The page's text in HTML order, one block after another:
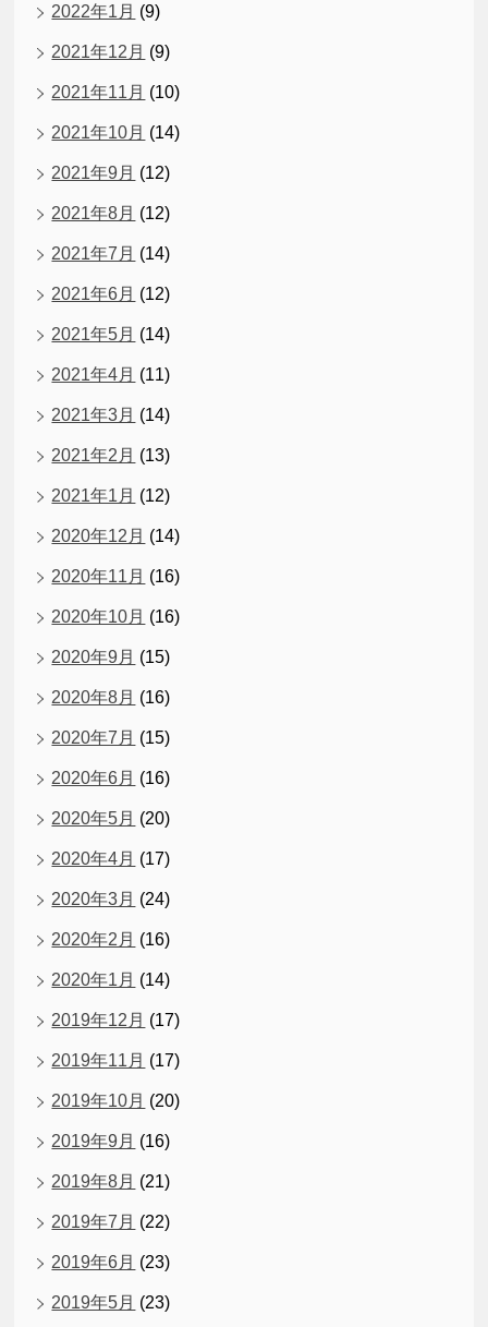
2022年1月 (9)
2021年12月 (9)
2021年11月 (10)
2021年10月 (14)
2021年9月 (12)
2021年8月 (12)
2021年7月 (14)
2021年6月 (12)
2021年5月 (14)
2021年4月 (11)
2021年3月 (14)
2021年2月 (13)
2021年1月 (12)
2020年12月 (14)
2020年11月 (16)
2020年10月 (16)
2020年9月 (15)
2020年8月 (16)
2020年7月 (15)
2020年6月 (16)
2020年5月 (20)
2020年4月 (17)
2020年3月 (24)
2020年2月 (16)
2020年1月 (14)
2019年12月 (17)
2019年11月 (17)
2019年10月 (20)
2019年9月 (16)
2019年8月 (21)
2019年7月 (22)
2019年6月 (23)
2019年5月 (23)